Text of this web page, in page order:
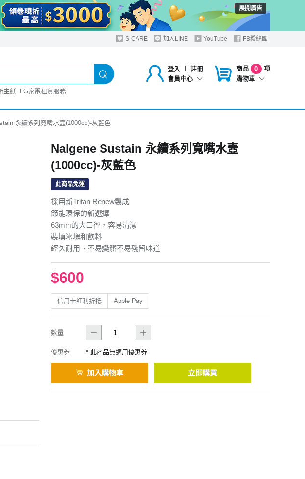
展開廣告
S-CARE 加入LINE YouTube FB粉絲團
登入 ︱
註冊
會員中心
商品 0
項
購物車
生紙 LG家電租賃服務
永續系列寬嘴水壼(1000cc)-灰藍色
Nalgene Sustain 永續系列寬嘴水壼
(1000cc)-灰藍色
此商品免運
採用新Tritan Renew製成
節能環保的新選擇
63mm的大口徑，容易清潔
裝填冰塊和飲料
經久耐用、不易變髒不易殘留味道
$600
信用卡紅利折抵 Apple Pay
數量
優惠券 * 此商品無適用優惠券
加入購物車 立即購買